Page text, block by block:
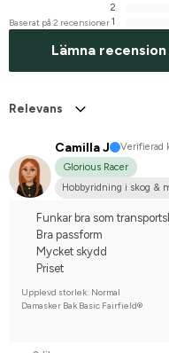
Baserat på 2 recensioner
2
1
Lämna recension
Relevans
Camilla J
Verifierad
Glorious Racer
Hobbyridning i skog &
Funkar bra som
Bra passform
Mycket skydd
Priset
Upplevd storlek: Normal
Damasker Bak Basic Fairfield®